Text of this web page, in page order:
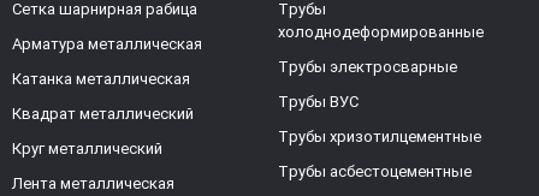
Сетка шарнирная рабица
Арматура металлическая
Катанка металлическая
Квадрат металлический
Круг металлический
Лента металлическая
Трубы
холоднодеформированные
Трубы электросварные
Трубы ВУС
Трубы хризотилцементные
Трубы асбестоцементные